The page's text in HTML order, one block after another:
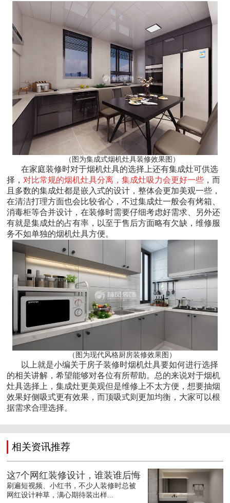
（图为集成式烟机灶具装修效果图）
在家庭装修时对于烟机灶具的选择上还有集成灶可供选
择， 对比常规的烟机灶具分离，集成灶吸力会更好一些 ，而
且多数的集成灶都是嵌入式的设计，整体会更加美观一些，
在清洁打理方面也会比较省心，不过集成灶一般会有烤箱、
消毒柜等合并设计，在装修时需要仔细考虑好需求、另外还
有就是集成灶的占有率，以至于售后方面略有欠缺，维修服
务不如单独的烟机灶具方便。
（图为现代风格厨房装修效果图）
以上就是小编关于房子装修时烟机灶具要如何进行选择
的相关讲解，希望能够对各位有所帮助。总的来说对于烟机
灶具选择上，集成灶更美观但是维修上不太方便，想要抽烟
效果好侧吸式更有效果，而顶吸式则更加均衡，大家可以根
据需求合理选择。
相关资讯推荐
这7个网红装修设计，谁装谁后悔
刷遍短视频、小红书，不少人装修时总被
网红设计种草，满心期待装出样...